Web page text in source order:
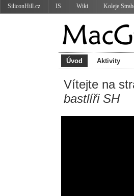
SiliconHill.cz IS Wiki Koleje
Úvod Aktivity
Vítejte na
bastlíři SH